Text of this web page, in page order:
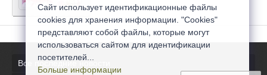
Все последние новости
Сайт использует идентификационные файлы
cookies для хранения информации. "Cookies"
представляют собой файлы, которые могут
использоваться сайтом для идентификации
посетителей...
Больше информации